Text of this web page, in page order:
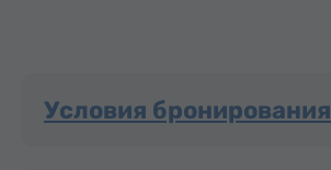
Условия бронирования